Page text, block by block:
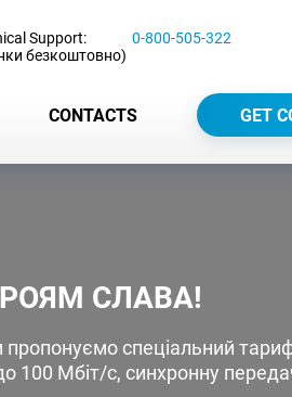
Support:
безкоштовно)
0-800-505-322
CONTACTS GET
СЛАВА!
спеціальний
100 Мбіт/с, синхронну